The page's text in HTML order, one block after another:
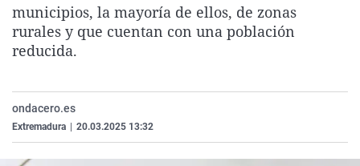
La rosa de los vientos
Gente viajera
Caso
Retornados
Operación Viuda
Extremadura
Galicia
Navarra
Virales
Televisión
municipios, la mayoría de ellos, de zonas
rurales y que cuentan con una población
reducida.
ondacero.es
Extremadura 20.03.2025 13:32